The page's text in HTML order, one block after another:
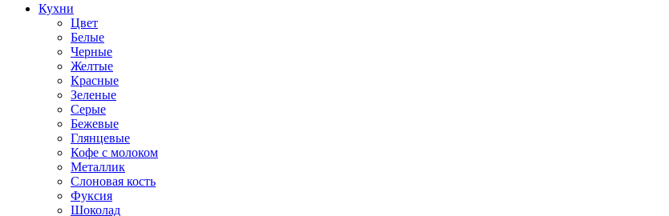
Кухни
Цвет
Белые
Черные
Желтые
Красные
Зеленые
Серые
Бежевые
Глянцевые
Кофе с молоком
Металлик
Слоновая кость
Фуксия
Шоколад